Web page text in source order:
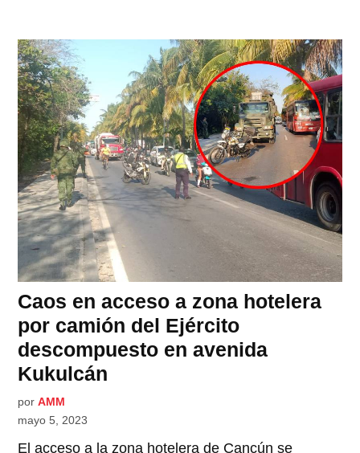
Caos en acceso a zona hotelera
por camión del Ejército
descompuesto en avenida
Kukulcán
por AMM
mayo 5, 2023
El acceso a la zona hotelera de Cancún se